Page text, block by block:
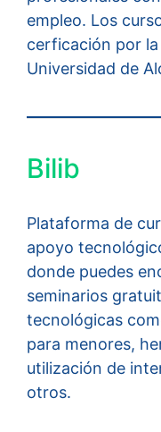
empleo. Los
cerficación por la
Universidad de
Bilib
Plataforma de
apoyo
donde puedes
seminarios
tecnológicas
para menores,
utilización de
otros.